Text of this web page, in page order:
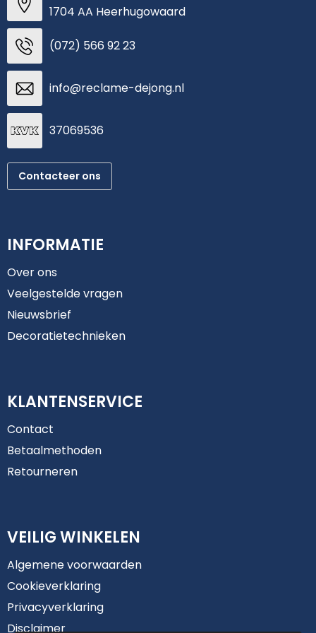
Sporttassen
Strandtassen
Toilettassen
Waterdichte tassen
Trolleys
Goodiebags
Aktetassen
Reistassensets
Werkkleding sets
Schoenen
Reflecterende vesten
Gilets
Gereedschap
Hygiëne en Persoonlijke verzorging
1704 AA Heerhugowaard
(072) 566 92 23
info@reclame-dejong.nl
37069536
Contacteer ons
INFORMATIE
Over ons
Veelgestelde vragen
Nieuwsbrief
Decoratietechnieken
KLANTENSERVICE
Contact
Betaalmethoden
Retourneren
VEILIG WINKELEN
Algemene voorwaarden
Cookieverklaring
Privacyverklaring
Disclaimer